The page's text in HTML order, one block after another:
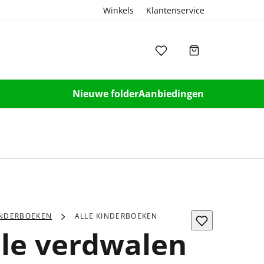
Winkels Klantenservice
Nieuwe folderAanbiedingen
ALLE KINDERBOEKEN
verdwalen